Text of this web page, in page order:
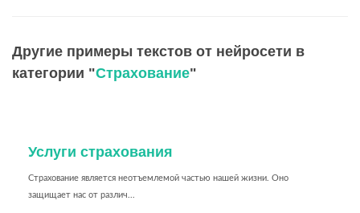
Другие примеры текстов от нейросети в
категории "Страхование"
Услуги страхования
Страхование является неотъемлемой частью нашей жизни. Оно
защищает нас от различ...